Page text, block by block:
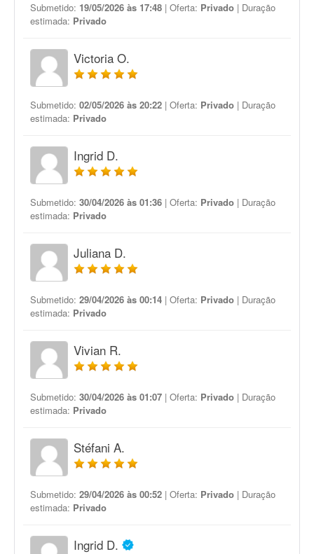
Submetido: 19/05/2026 às 17:48 | Oferta: Privado | Duração
estimada: Privado
Victoria O.
Submetido: 02/05/2026 às 20:22 | Oferta: Privado | Duração
estimada: Privado
Ingrid D.
Submetido: 30/04/2026 às 01:36 | Oferta: Privado | Duração
estimada: Privado
Juliana D.
Submetido: 29/04/2026 às 00:14 | Oferta: Privado | Duração
estimada: Privado
Vivian R.
Submetido: 30/04/2026 às 01:07 | Oferta: Privado | Duração
estimada: Privado
Stéfani A.
Submetido: 29/04/2026 às 00:52 | Oferta: Privado | Duração
estimada: Privado
Ingrid D.